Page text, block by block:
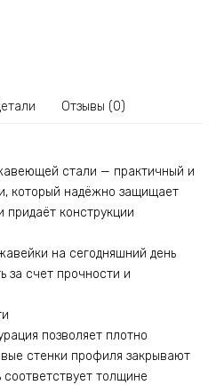
Отзывы (0)
стали — практичный и
который надёжно защищает
конструкции
на сегодняшний день
за счет прочности и
позволяет плотно
стенки профиля закрывают
соответствует толщине